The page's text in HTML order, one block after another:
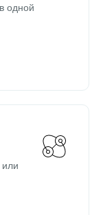
одной